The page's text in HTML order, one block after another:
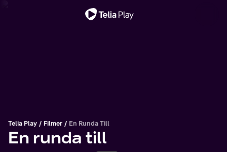
Telia Play Filmer En Runda Till
En runda till